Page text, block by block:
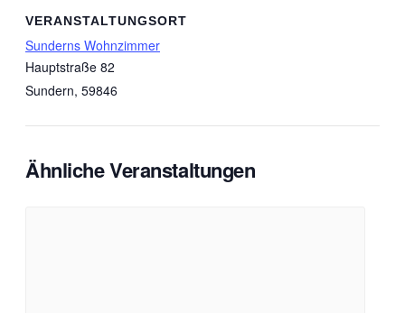
VERANSTALTUNGSORT
Sunderns Wohnzimmer
Hauptstraße 82
Sundern, 59846
Ähnliche Veranstaltungen